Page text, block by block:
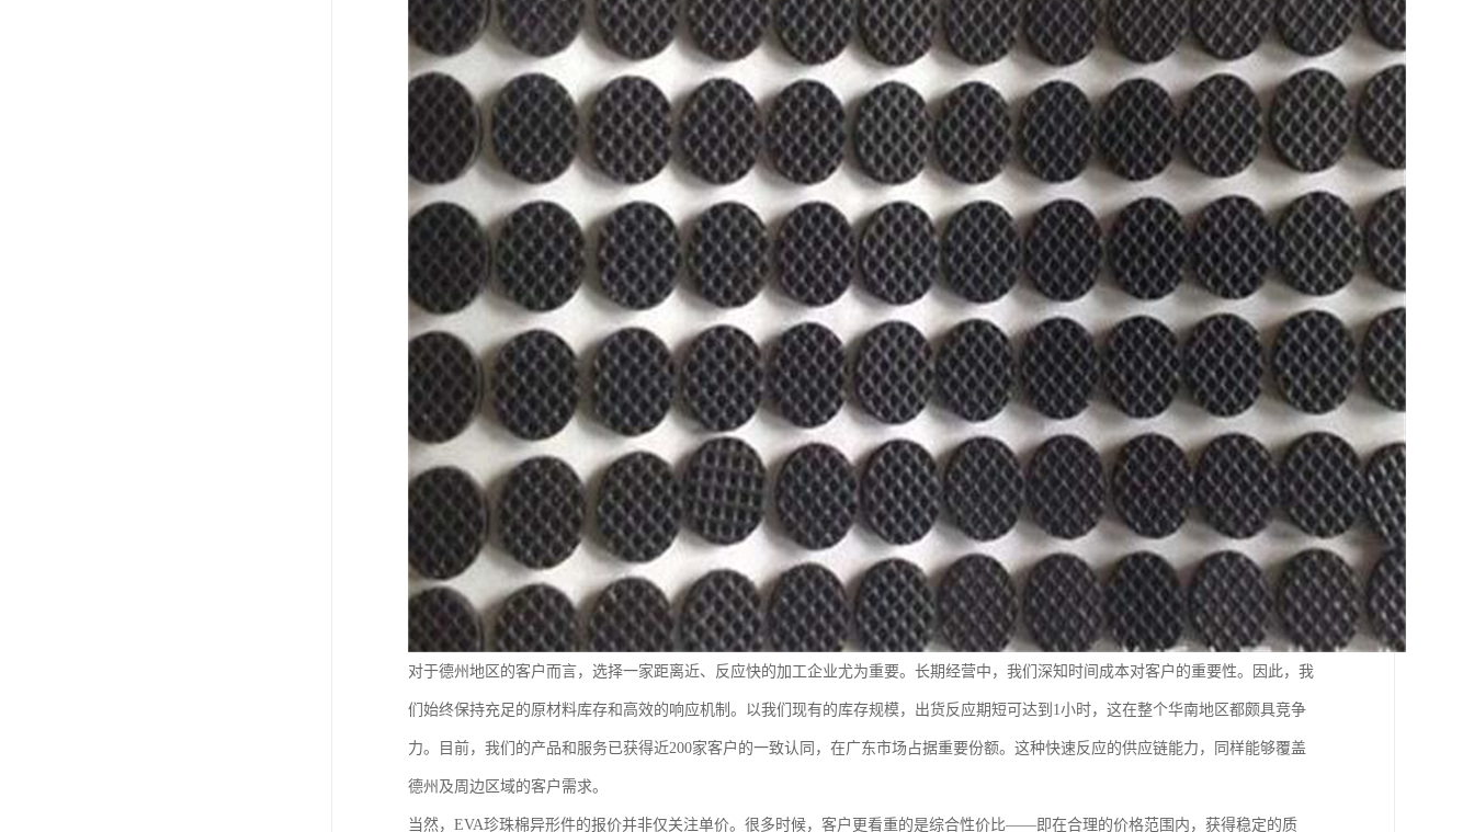
对于德州地区的客户而言，选择一家距离近、反应快的加工企业尤为重要。长期经营中，我们深知时间成本对客户的重要性。因此，我
们始终保持充足的原材料库存和高效的响应机制。以我们现有的库存规模，出货反应期短可达到1小时，这在整个华南地区都颇具竞争
力。目前，我们的产品和服务已获得近200家客户的一致认同，在广东市场占据重要份额。这种快速反应的供应链能力，同样能够覆盖
德州及周边区域的客户需求。
当然，EVA珍珠棉异形件的报价并非仅关注单价。很多时候，客户更看重的是综合性价比——即在合理的价格范围内，获得稳定的质